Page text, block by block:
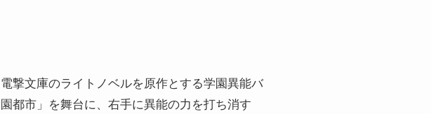
撃文庫のライトノベルを原作とする学園異能バ
都市」を舞台に、右手に異能の力を打ち消す